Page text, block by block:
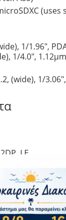
(uses
1/1.96″,
1/4.0″,
(wide), 1/
LE
Όχι